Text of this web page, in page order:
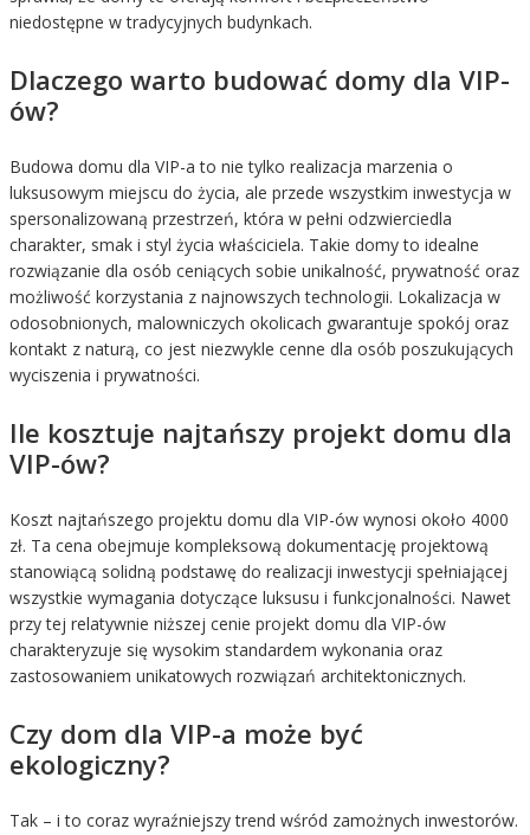
niedostępne w tradycyjnych budynkach.
Dlaczego warto budować domy dla VIP-
ów?
Budowa domu dla VIP-a to nie tylko realizacja marzenia o
luksusowym miejscu do życia, ale przede wszystkim inwestycja w
spersonalizowaną przestrzeń, która w pełni odzwierciedla
charakter, smak i styl życia właściciela. Takie domy to idealne
rozwiązanie dla osób ceniących sobie unikalność, prywatność oraz
możliwość korzystania z najnowszych technologii. Lokalizacja w
odosobnionych, malowniczych okolicach gwarantuje spokój oraz
kontakt z naturą, co jest niezwykle cenne dla osób poszukujących
wyciszenia i prywatności.
Ile kosztuje najtańszy projekt domu dla
VIP-ów?
Koszt najtańszego projektu domu dla VIP-ów wynosi około 4000
zł. Ta cena obejmuje kompleksową dokumentację projektową
stanowiącą solidną podstawę do realizacji inwestycji spełniającej
wszystkie wymagania dotyczące luksusu i funkcjonalności. Nawet
przy tej relatywnie niższej cenie projekt domu dla VIP-ów
charakteryzuje się wysokim standardem wykonania oraz
zastosowaniem unikatowych rozwiązań architektonicznych.
Czy dom dla VIP-a może być
ekologiczny?
Tak – i to coraz wyraźniejszy trend wśród zamożnych inwestorów.